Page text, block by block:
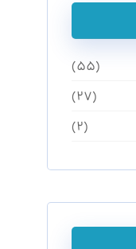
(55)
(27)
(2)